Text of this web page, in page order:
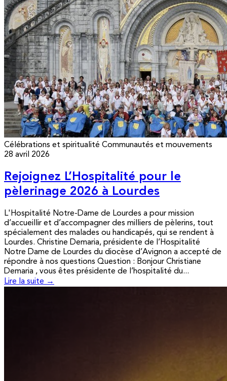
Célébrations et spiritualité Communautés et mouvements
28 avril 2026
Rejoignez L’Hospitalité pour le
pèlerinage 2026 à Lourdes
L'Hospitalité Notre-Dame de Lourdes a pour mission
d’accueillir et d’accompagner des milliers de pèlerins, tout
spécialement des malades ou handicapés, qui se rendent à
Lourdes. Christine Demaria, présidente de l’Hospitalité
Notre Dame de Lourdes du diocèse d’Avignon a accepté de
répondre à nos questions Question : Bonjour Christiane
Demaria , vous êtes présidente de l’hospitalité du...
Lire la suite →